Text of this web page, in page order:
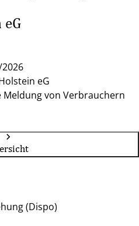
eG
von Verbrauchern
(Dispo)